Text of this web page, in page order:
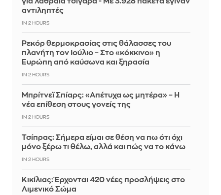
αντιληπτές
IN 2 HOURS
Ρεκόρ θερμοκρασίας στις θάλασσες του
πλανήτη τον Ιούλιο – Στο «κόκκινο» η
Ευρώπη από καύσωνα και ξηρασία
IN 2 HOURS
Μπρίτνεϊ Σπίαρς: «Απέτυχα ως μητέρα» – Η
νέα επίθεση στους γονείς της
IN 2 HOURS
Τσίπρας: Σήμερα είμαι σε θέση να πω ότι όχι
μόνο ξέρω τι θέλω, αλλά και πώς να το κάνω
IN 2 HOURS
Κικίλιας: Έρχονται 420 νέες προσλήψεις στο
Λιμενικό Σώμα